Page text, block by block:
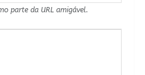
parte da URL amigável.